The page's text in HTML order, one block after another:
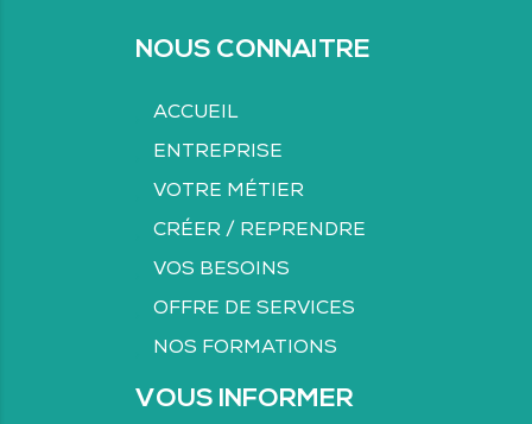
NOUS CONNAITRE
ACCUEIL
ENTREPRISE
VOTRE MÉTIER
CRÉER / REPRENDRE
VOS BESOINS
OFFRE DE SERVICES
NOS FORMATIONS
VOUS INFORMER